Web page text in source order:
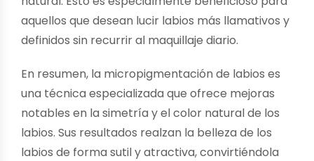
aquellos que desean lucir labios más llamativos y
definidos sin recurrir al maquillaje diario.
En resumen, la micropigmentación de labios es
una técnica especializada que ofrece mejoras
notables en la simetría y el color natural de los
labios. Sus resultados realzan la belleza de los
labios de forma sutil y atractiva, convirtiéndola